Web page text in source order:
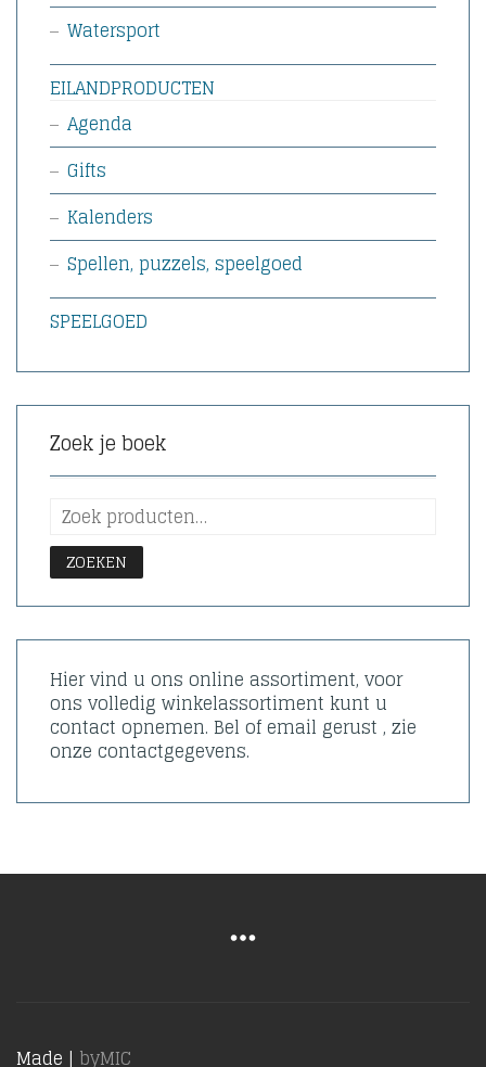
Watersport
EILANDPRODUCTEN
Agenda
Gifts
Kalenders
Spellen, puzzels, speelgoed
SPEELGOED
Zoek je boek
ZOEKEN
Hier vind u ons online assortiment, voor
ons volledig winkelassortiment kunt u
contact opnemen. Bel of email gerust , zie
onze contactgegevens.
Made | byMIC